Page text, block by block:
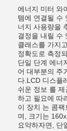
에너지 미터 와
템에 연결될 수
너지 사용량을
결정을 내릴 수
클래스를 가지
정확도로 측정
단일 단계 에너
어 대부분의 주
다.LCD 디스플
쉬운 정보 를
하고 필요에 따
이 장치 는 콤
며, 크기는
요약하자면, 단